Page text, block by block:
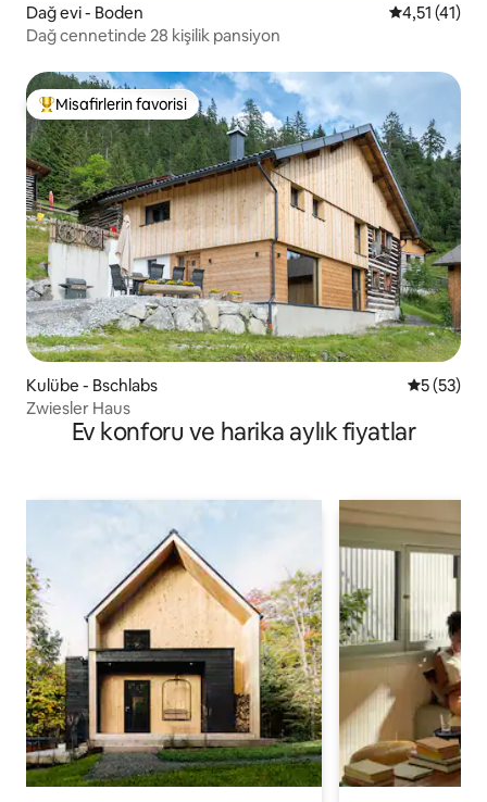
Dağ evi - Boden 5 üzerinden
4,51 (41)
Dağ cennetinde 28 kişilik pansiyon
Misafirlerin favorilerinden en beğenilenler arasında
Misafirlerin favorisi
Kulübe - Bschlabs 55 (53)
Zwiesler Haus
Ev konforu ve harika aylık fiyatlar